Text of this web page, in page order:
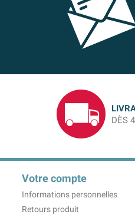
DÈS
Votre compte
Informations personnelles
Retours produit